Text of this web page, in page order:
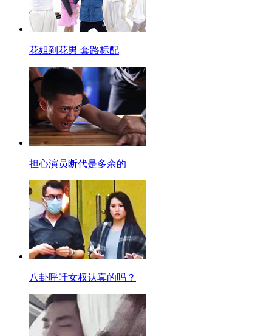
花姐到花男 套路标配
担心演员断代是多余的
八卦呼吁女权认真的吗？